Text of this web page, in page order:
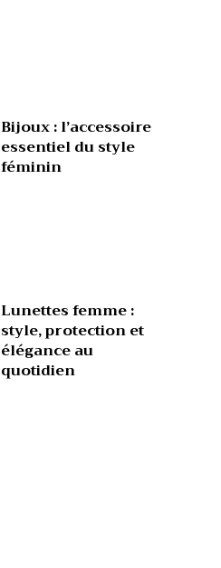
Bijoux : l’accessoire
essentiel du style
féminin
Lunettes femme :
style, protection et
élégance au
quotidien